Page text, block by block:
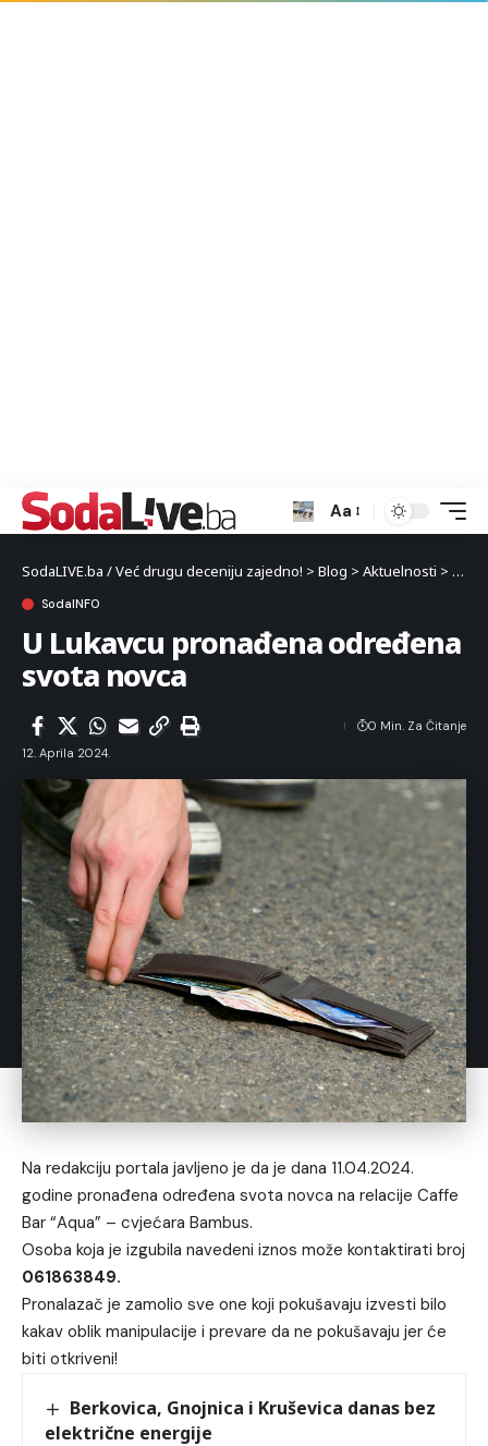
Aa
SodaLIVE.ba / Već drugu deceniju zajedno! > Blog > Aktuelnosti >
SodaINFO
U Lukavcu pronađena određena
svota novca
12. Aprila 2024.
0 Min. Za Čitanje
Na redakciju portala javljeno je da je dana 11.04.2024.
godine pronađena određena svota novca na relacije Caffe
Bar “Aqua” – cvjećara Bambus.
Osoba koja je izgubila navedeni iznos može kontaktirati broj
061863849.
Pronalazač je zamolio sve one koji pokušavaju izvesti bilo
kakav oblik manipulacije i prevare da ne pokušavaju jer će
biti otkriveni!
Berkovica, Gnojnica i Kruševica danas bez
električne energije